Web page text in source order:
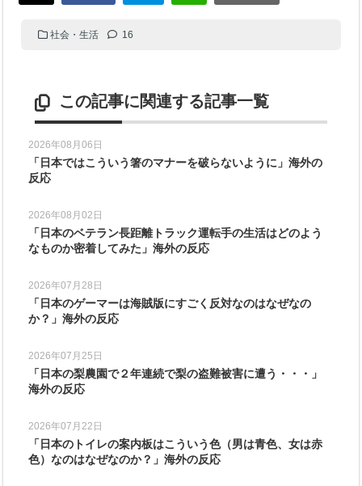
社会・生活 16
この記事に関連する記事一覧
2026年08月06日
「日本ではこういう箸のマナーを破らないように」海外の
反応
2026年08月02日
「日本のベテラン長距離トラック運転手の生活はどのよう
なものか密着してみた」海外の反応
2026年07月28日
「日本のゲーマーは海賊版にすごく反対なのはなぜなの
か？」海外の反応
2026年07月25日
「日本の梨農園で２年連続で梨の盗難被害に遭う・・・」
海外の反応
2026年07月22日
「日本のトイレの案内板はこういう色（男は青色、女は赤
色）なのはなぜなのか？」海外の反応